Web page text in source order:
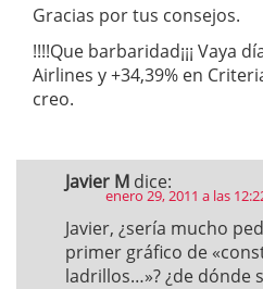
Gracias por tus consejos.
!!!!Que barbaridad¡¡¡ Vaya
Airlines y +34,39% en
creo.
Javier M dice:
enero 29, 2011 a las
Javier, ¿sería mucho
primer gráfico de
ladrillos…»? ¿de dónde